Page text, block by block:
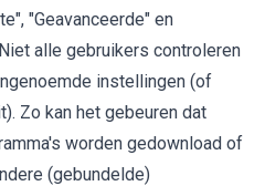
"Geavanceerde" en
alle gebruikers controleren
instellingen (of
Zo kan het gebeuren dat
worden gedownload of
(gebundelde)